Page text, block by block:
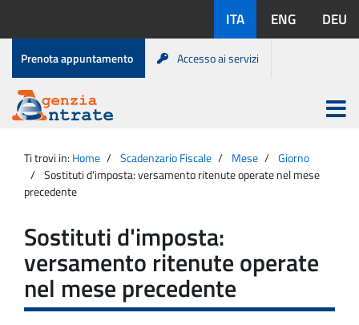
contenuto
disponibili:
ITA ENG DEU
Menu
di
servizio
Prenota appuntamento Accesso ai servizi
Agenzia
Entrate
Apri
menu
principale
Ti trovi in: Home Scadenzario Fiscale Mese
Giorno
Sostituti d'imposta: versamento ritenute operate nel mese
precedente
Sostituti d'imposta:
versamento ritenute operate
nel mese precedente